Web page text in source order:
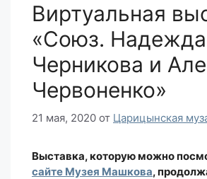
Виртуальная
«Союз. Надежда
Черникова и
Червоненко»
21 мая, 2020 от Царицынская
Выставка, которую можно
сайте Музея Машкова,